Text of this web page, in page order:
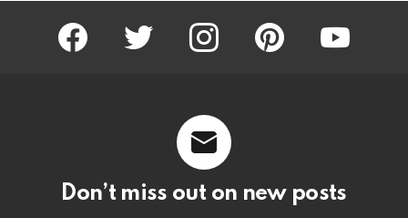
facebook twitter instagram pinterest youtube
Don’t miss out on new posts